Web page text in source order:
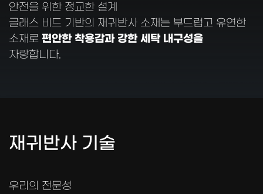
안전을 위한 정교한 설계
글래스 비드 기반의 재귀반사 소재는 부드럽고 유연한
소재로 편안한 착용감과 강한 세탁 내구성을
자랑합니다.
재귀반사 기술
우리의 전문성